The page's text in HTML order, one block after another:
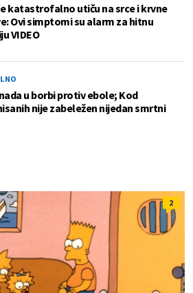
katastrofalno utiču na srce i krvne
Ovi simptomi su alarm za hitnu
VIDEO
u borbi protiv ebole; Kod
nije zabeležen nijedan smrtni
2